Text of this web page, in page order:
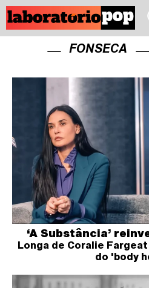
FONSECA
‘A Substância’
Longa de Coralie
do 'body